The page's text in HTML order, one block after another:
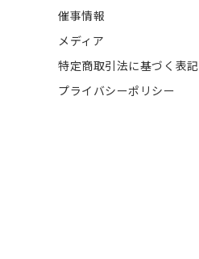
催事情報
メディア
特定商取引法に基づく表記
プライバシーポリシー